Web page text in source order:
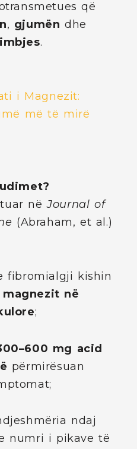
që
, gjumën dhe
.
i Magnezit:
më të mirë
nëJournal of
(Abraham, et al.)
fibromialgji kishin
në
;
mg acid
përmirësuan
ndaj
numri i pikave të